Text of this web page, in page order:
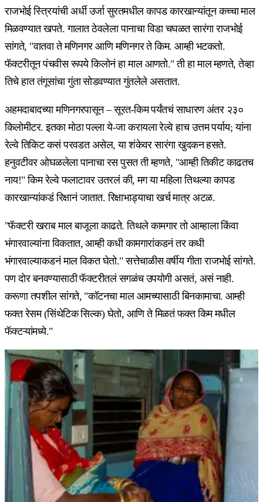
राजभोई स्त्रियांची अर्धी उर्जा सुरतमधील कापड कारखान्यांतून कच्चा माल
मिळवण्यात खपते. गालात ठेवलेला पानाचा विडा चघळत सारंगा राजभोई
सांगते, "वातवा ते मणिनगर आणि मणिनगर ते किम. आम्ही भटकतो.
फॅक्टरीतून पंचवीस रूपये किलोनं हा माल आणतो." ती हा माल म्हणते, तेव्हा
तिचे हात तंगूसांचा गुंता सोडवण्यात गुंतलेले असतात.
अहमदाबादच्या मणिनगरपासून – सूरत-किम पर्यंतचं साधारण अंतर २३०
किलोमीटर. इतका मोठा पल्ला ये-जा करायला रेल्वे हाच उत्तम पर्याय; यांना
रेल्वे तिकिट कसं परवडत असेल, या शंकेवर सारंगा खुदकन हसते.
हनुवटीवर ओघळलेला पानाचा रस पुसत ती म्हणते, "आम्ही तिकीट काढतच
नाय!" किम रेल्वे फलाटावर उतरलं की, मग या महिला तिथल्या कापड
कारखान्यांकडं रिक्षानं जातात. रिक्षाभाड्याचा खर्च मात्र अटळ.
"फॅक्टरी खराब माल बाजूला काढते. तिथले कामगार तो आम्हाला किंवा
भंगारवाल्यांना विकतात, आम्ही कधी कामगारांकडनं तर कधी
भंगारवाल्याकडनं माल विकत घेतो." सत्तेचाळीस वर्षीय गीता राजभोई सांगते.
पण दोर बनवण्यासाठी फॅक्टरीतलं सगळंच उपयोगी असतं, असं नाही.
करूणा तपशील सांगते, "कॉटनचा माल आमच्यासाठी बिनकामाचा. आम्ही
फक्त रेसम (सिंथेटिक सिल्क) घेतो, आणि ते मिळतं फक्त किम मधील
फॅक्टऱ्यांमध्ये."